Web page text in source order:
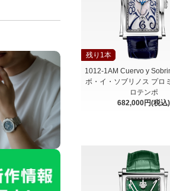
残り1本
1012-1AM Cuervo y
ボ・イ・ソブリノス プロ
ロテンポ
682,000円(税込)